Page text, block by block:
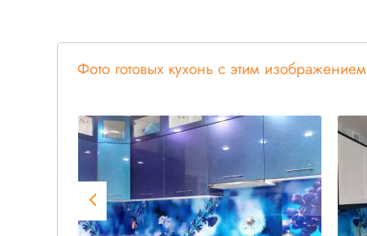
Фото готовых кухонь с этим изображением